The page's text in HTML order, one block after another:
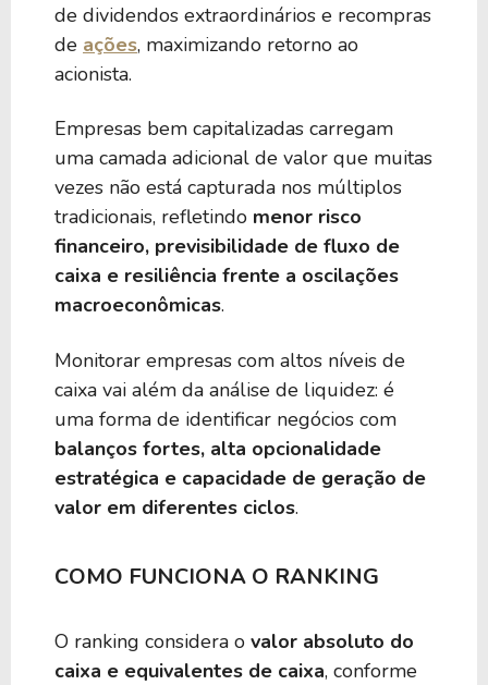
de dividendos extraordinários e recompras
de ações, maximizando retorno ao
acionista.
Empresas bem capitalizadas carregam
uma camada adicional de valor que muitas
vezes não está capturada nos múltiplos
tradicionais, refletindo menor risco
financeiro, previsibilidade de fluxo de
caixa e resiliência frente a oscilações
macroeconômicas.
Monitorar empresas com altos níveis de
caixa vai além da análise de liquidez: é
uma forma de identificar negócios com
balanços fortes, alta opcionalidade
estratégica e capacidade de geração de
valor em diferentes ciclos.
COMO FUNCIONA O RANKING
O ranking considera o valor absoluto do
caixa e equivalentes de caixa, conforme